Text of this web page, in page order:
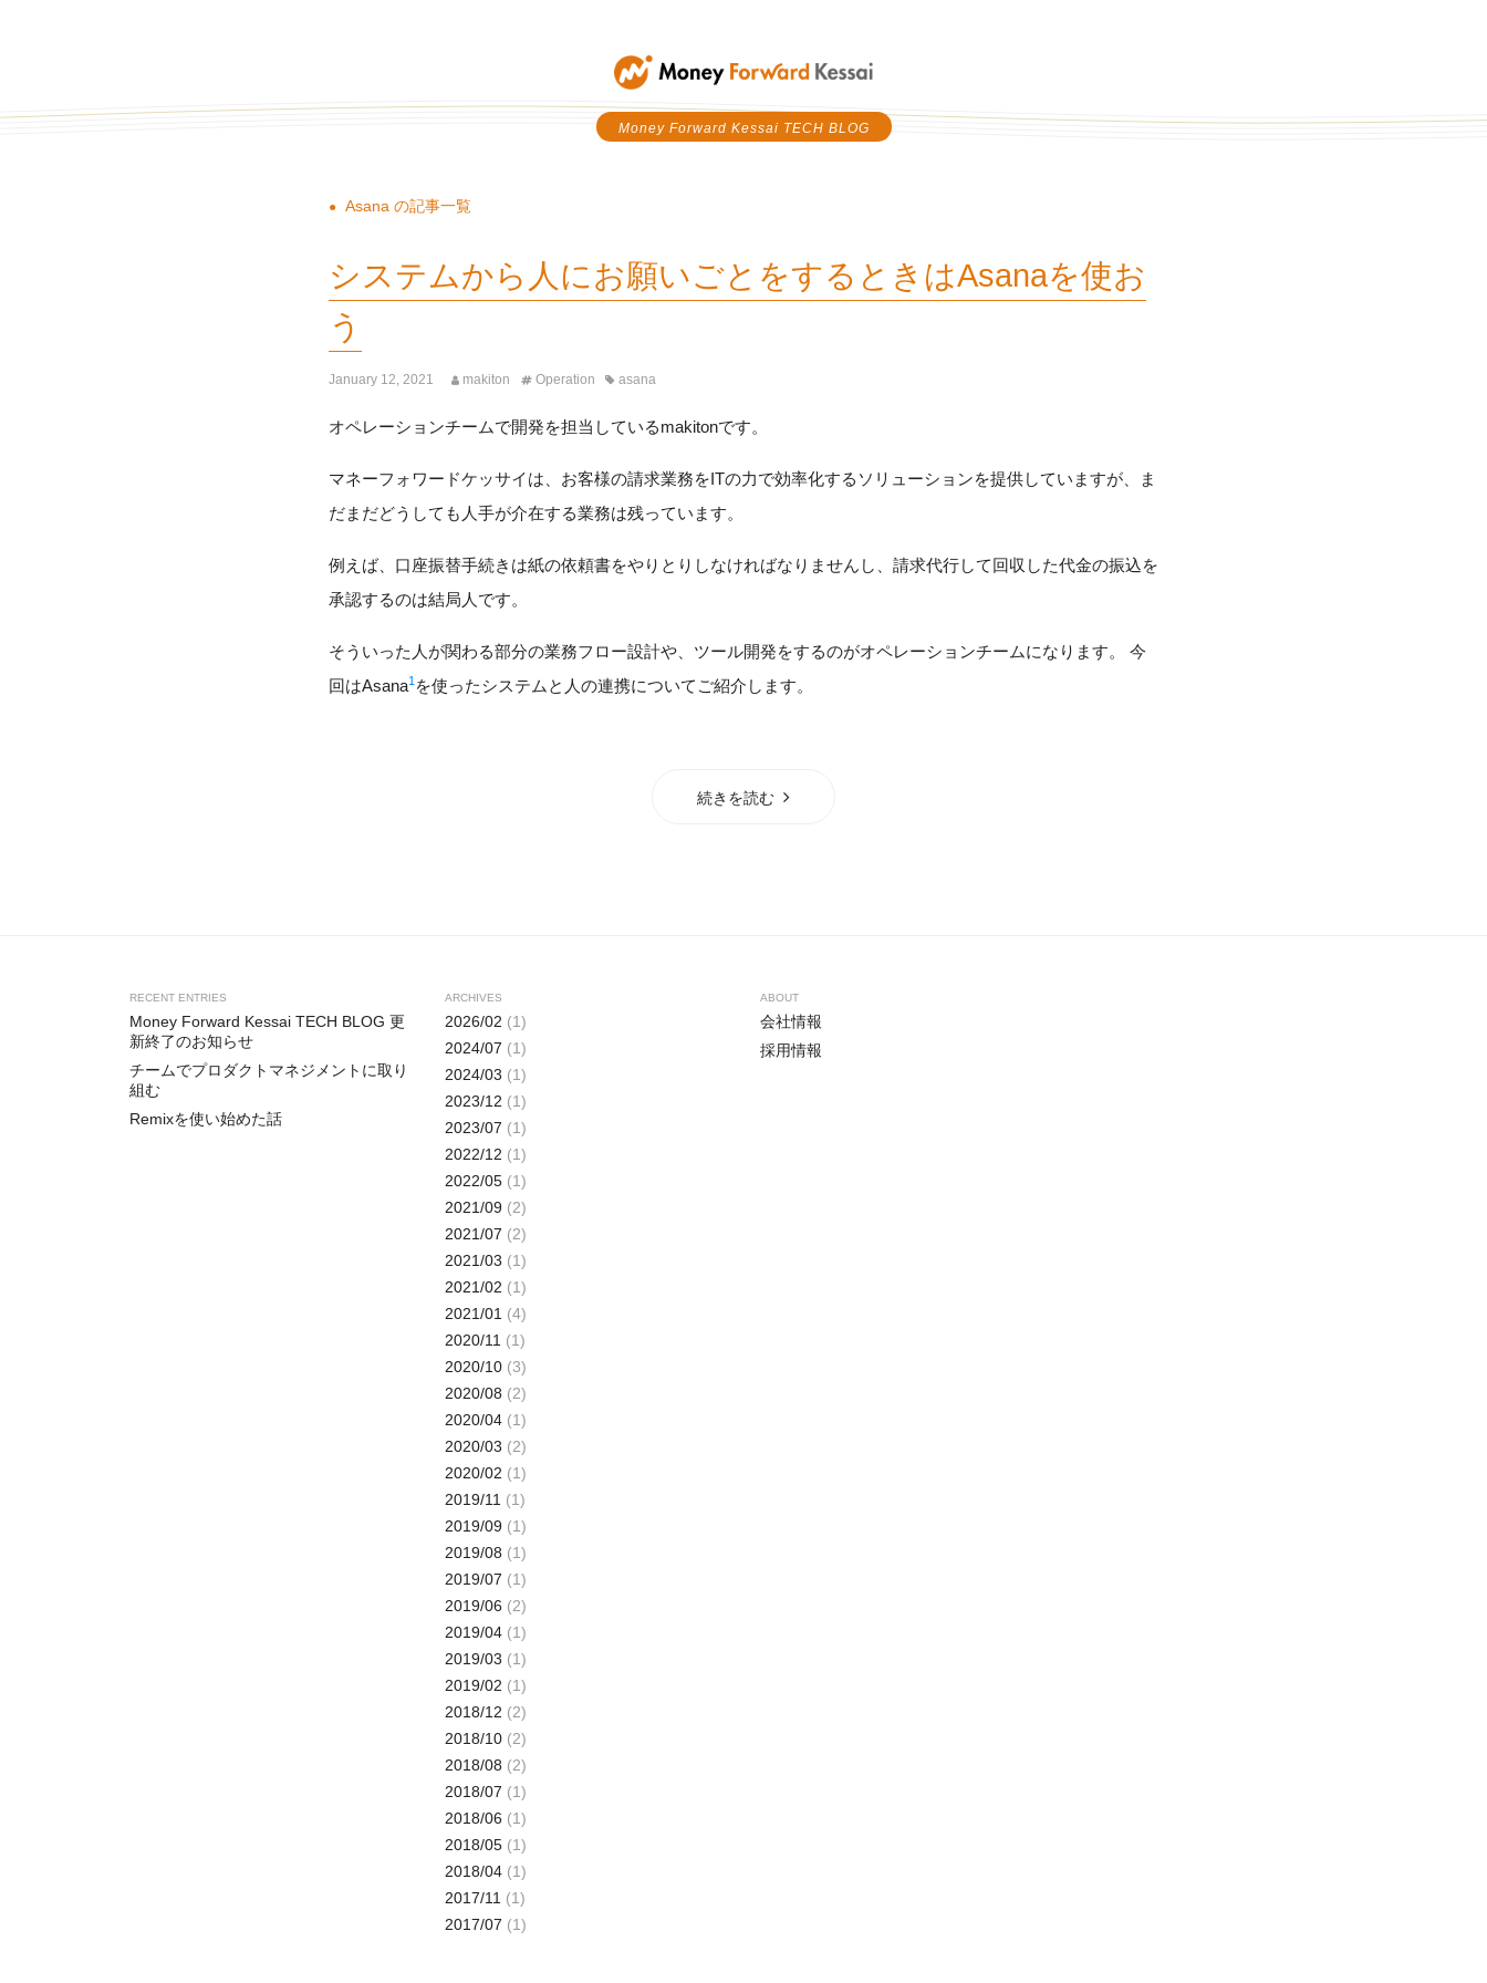
Money Forward Kessai
Money Forward Kessai TECH BLOG
Asana の記事一覧
システムから人にお願いごとをするときはAsanaを使お
う
January 12, 2021 makiton Operation asana
オペレーションチームで開発を担当しているmakitonです。
マネーフォワードケッサイは、お客様の請求業務をITの力で効率化するソリューションを提供していますが、ま
だまだどうしても人手が介在する業務は残っています。
例えば、口座振替手続きは紙の依頼書をやりとりしなければなりませんし、請求代行して回収した代金の振込を
承認するのは結局人です。
そういった人が関わる部分の業務フロー設計や、ツール開発をするのがオペレーションチームになります。 今
回はAsana1 を使ったシステムと人の連携についてご紹介します。
続きを読む
RECENT ENTRIES
Money Forward Kessai TECH BLOG 更
新終了のお知らせ
チームでプロダクトマネジメントに取り
組む
Remixを使い始めた話
ARCHIVES
2026/02 (1)
2024/07 (1)
2024/03 (1)
2023/12 (1)
2023/07 (1)
2022/12 (1)
2022/05 (1)
2021/09 (2)
2021/07 (2)
2021/03 (1)
2021/02 (1)
2021/01 (4)
2020/11 (1)
2020/10 (3)
2020/08 (2)
2020/04 (1)
2020/03 (2)
2020/02 (1)
2019/11 (1)
2019/09 (1)
2019/08 (1)
2019/07 (1)
2019/06 (2)
2019/04 (1)
2019/03 (1)
2019/02 (1)
2018/12 (2)
2018/10 (2)
2018/08 (2)
2018/07 (1)
2018/06 (1)
2018/05 (1)
2018/04 (1)
2017/11 (1)
2017/07 (1)
ABOUT
会社情報
採用情報